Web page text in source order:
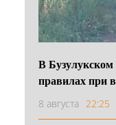
В
правилах при
8 августа 22:25